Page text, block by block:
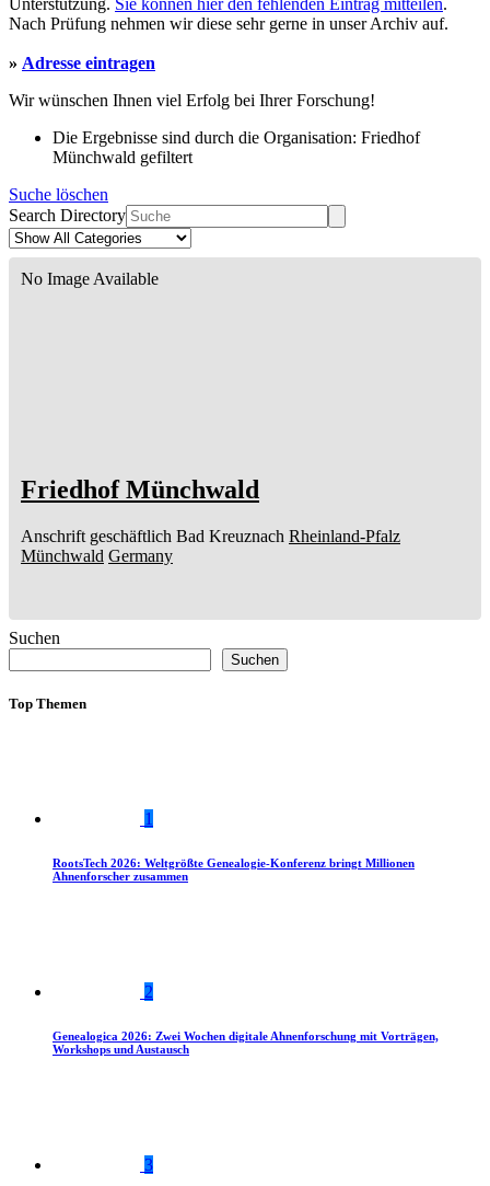
Unterstützung. Sie können hier den fehlenden Eintrag mitteilen.
Nach Prüfung nehmen wir diese sehr gerne in unser Archiv auf.
» Adresse eintragen
Wir wünschen Ihnen viel Erfolg bei Ihrer Forschung!
Die Ergebnisse sind durch die Organisation: Friedhof
Münchwald gefiltert
Suche löschen
Search Directory
No Image Available
Friedhof Münchwald
Anschrift geschäftlich Bad Kreuznach Rheinland-Pfalz
Münchwald Germany
Suchen
Suchen
Top Themen
1
RootsTech 2026: Weltgrößte Genealogie-Konferenz bringt Millionen
Ahnenforscher zusammen
2
Genealogica 2026: Zwei Wochen digitale Ahnenforschung mit Vorträgen,
Workshops und Austausch
3